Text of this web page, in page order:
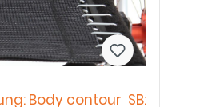
Body contour SB: